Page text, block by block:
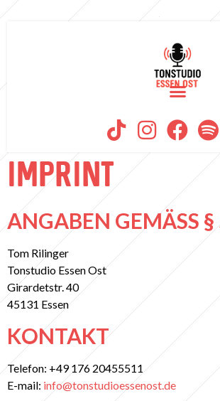
IMPRINT
ANGABEN GEMÄSS §
Tom Rilinger
Tonstudio Essen Ost
Girardetstr. 40
45131 Essen
KONTAKT
Telefon: +49 176 20455511
E-mail: info@tonstudioessenost.de